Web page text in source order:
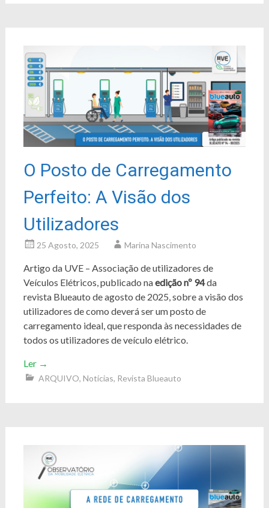
O Posto de Carregamento
Perfeito: A Visão dos
Utilizadores
25 Agosto, 2025 Marina Nascimento
Artigo da UVE – Associação de utilizadores de
Veículos Elétricos, publicado naedição nº 94da
revista Blueauto de agosto de 2025, sobre a visão dos
utilizadores de como deverá ser um posto de
carregamento ideal, que responda às necessidades de
todos os utilizadores de veículo elétrico.
Ler →
ARQUIVO, Notícias, Revista Blueauto